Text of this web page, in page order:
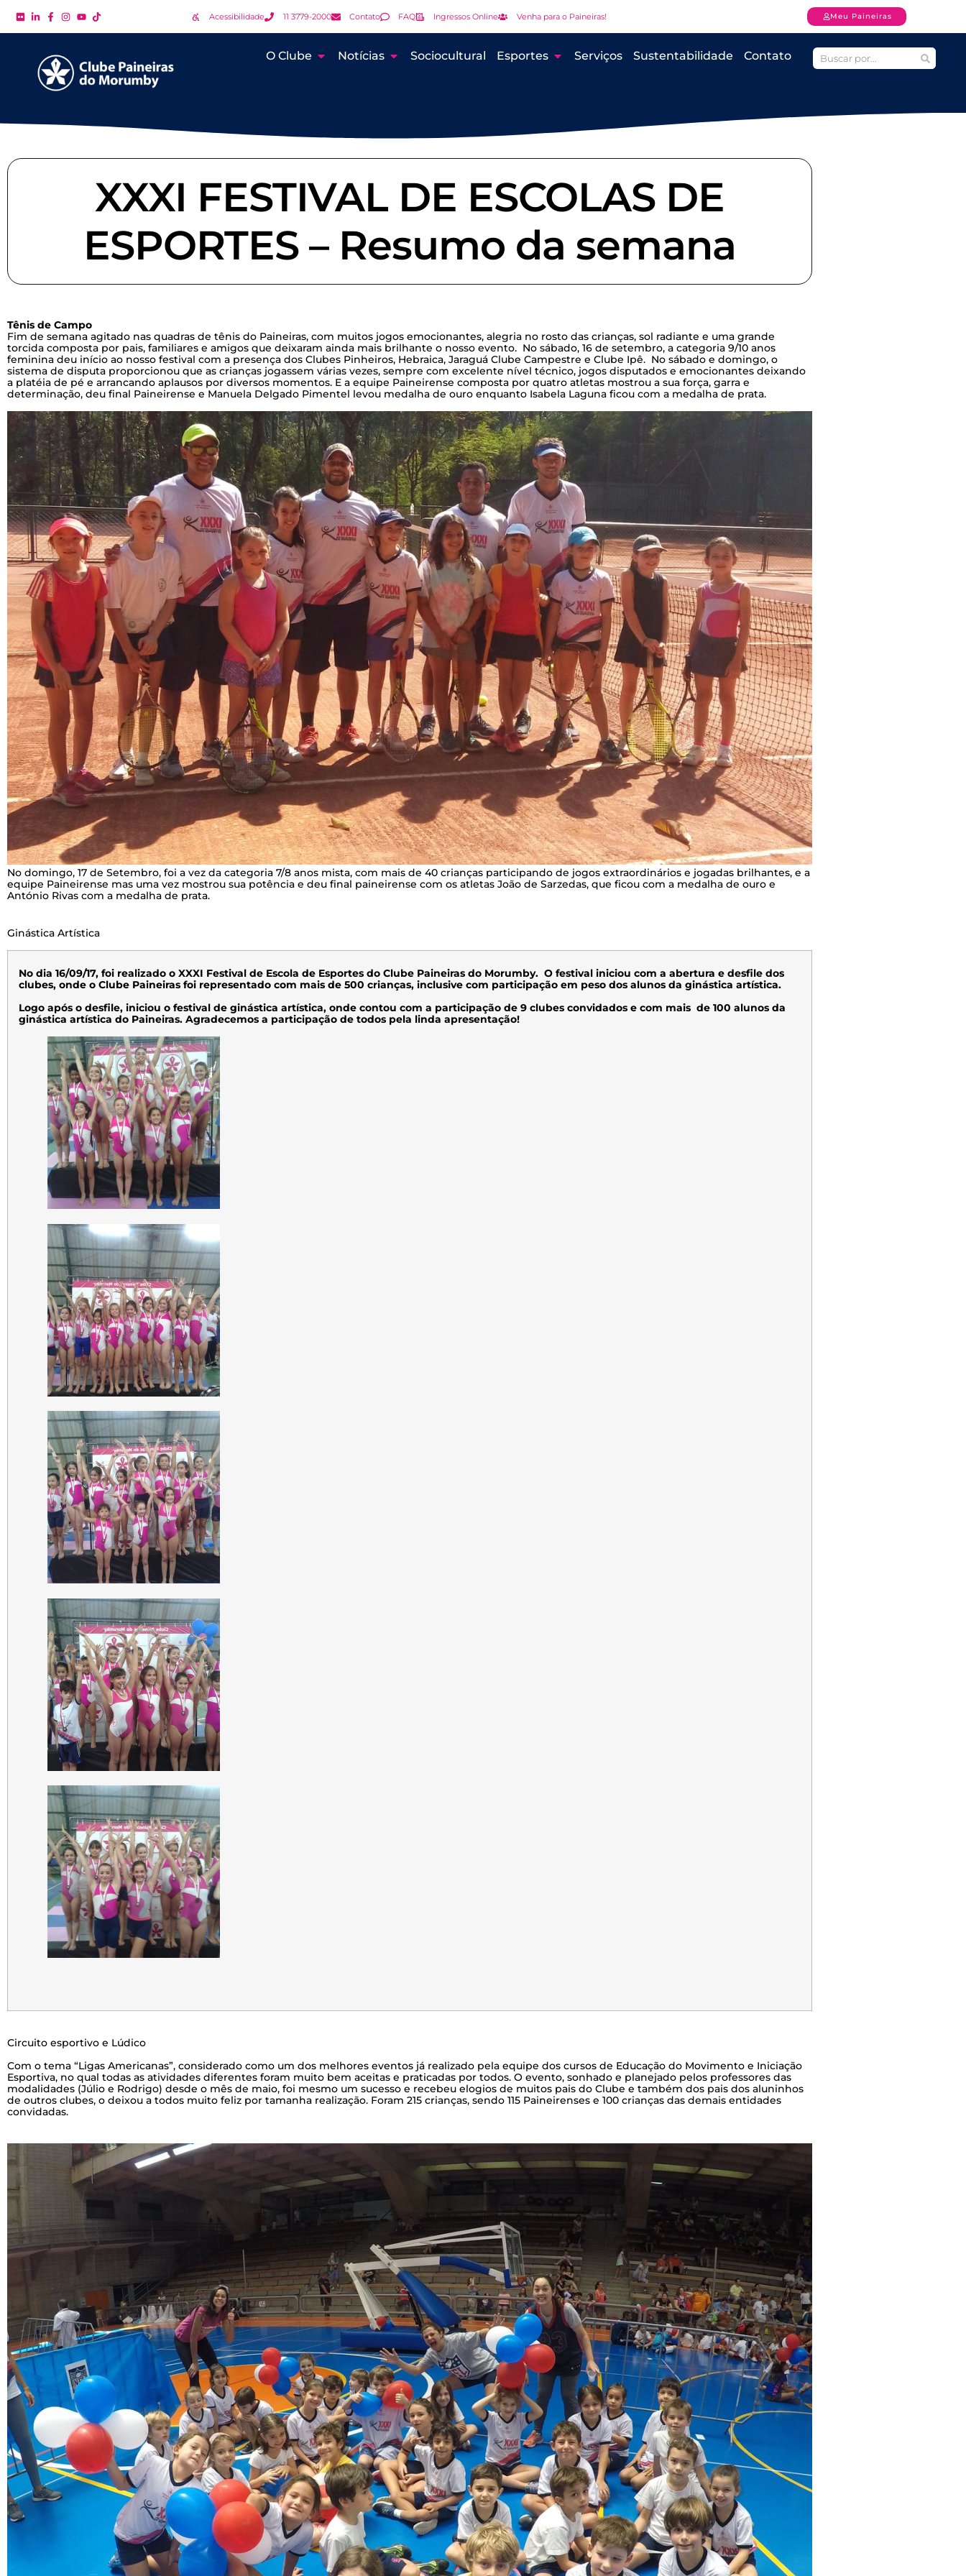
Acessibilidade 11 3779-2000 Contato FAQ Ingressos Online Venha para o Paineiras! Meu Paineiras
O Clube Notícias Sociocultural Esportes Serviços Sustentabilidade Contato
XXXI FESTIVAL DE ESCOLAS DE
ESPORTES – Resumo da semana
Tênis de Campo
Fim de semana agitado nas quadras de tênis do Paineiras, com muitos jogos emocionantes, alegria no rosto das crianças, sol radiante e uma grande
torcida composta por pais, familiares e amigos que deixaram ainda mais brilhante o nosso evento. No sábado, 16 de setembro, a categoria 9/10 anos
feminina deu início ao nosso festival com a presença dos Clubes Pinheiros, Hebraica, Jaraguá Clube Campestre e Clube Ipê. No sábado e domingo, o
sistema de disputa proporcionou que as crianças jogassem várias vezes, sempre com excelente nível técnico, jogos disputados e emocionantes deixando
a platéia de pé e arrancando aplausos por diversos momentos. E a equipe Paineirense composta por quatro atletas mostrou a sua força, garra e
determinação, deu final Paineirense e Manuela Delgado Pimentel levou medalha de ouro enquanto Isabela Laguna ficou com a medalha de prata.
No domingo, 17 de Setembro, foi a vez da categoria 7/8 anos mista, com mais de 40 crianças participando de jogos extraordinários e jogadas brilhantes, e a
equipe Paineirense mas uma vez mostrou sua potência e deu final paineirense com os atletas João de Sarzedas, que ficou com a medalha de ouro e
António Rivas com a medalha de prata.
Ginástica Artística
No dia 16/09/17, foi realizado o XXXI Festival de Escola de Esportes do Clube Paineiras do Morumby. O festival iniciou com a abertura e desfile dos
clubes, onde o Clube Paineiras foi representado com mais de 500 crianças, inclusive com participação em peso dos alunos da ginástica artística.
Logo após o desfile, iniciou o festival de ginástica artística, onde contou com a participação de 9 clubes convidados e com mais de 100 alunos da
ginástica artística do Paineiras. Agradecemos a participação de todos pela linda apresentação!
Circuito esportivo e Lúdico
Com o tema “Ligas Americanas”, considerado como um dos melhores eventos já realizado pela equipe dos cursos de Educação do Movimento e Iniciação
Esportiva, no qual todas as atividades diferentes foram muito bem aceitas e praticadas por todos. O evento, sonhado e planejado pelos professores das
modalidades (Júlio e Rodrigo) desde o mês de maio, foi mesmo um sucesso e recebeu elogios de muitos pais do Clube e também dos pais dos aluninhos
de outros clubes, o deixou a todos muito feliz por tamanha realização. Foram 215 crianças, sendo 115 Paineirenses e 100 crianças das demais entidades
convidadas.